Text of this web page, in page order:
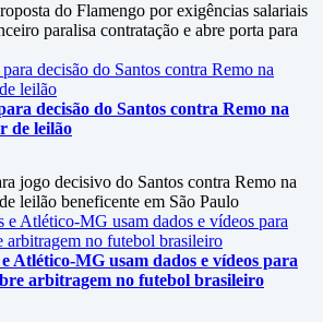
do Flamengo por exigências salariais
paralisa contratação e abre porta para
decisão do Santos contra Remo na
de leilão
jogo decisivo do Santos contra Remo na
leilão beneficente em São Paulo
Atlético-MG usam dados e vídeos para
arbitragem no futebol brasileiro